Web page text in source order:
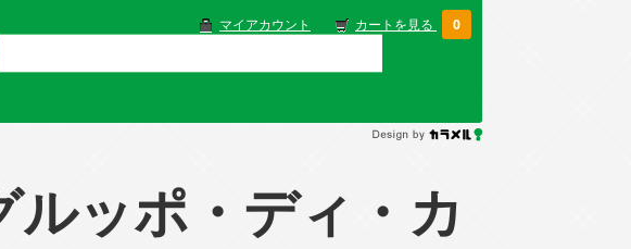
マイアカウント カートを見る 0
ッポ・ディ・カ